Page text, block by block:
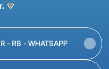
💙
- RB - WHATSAPP